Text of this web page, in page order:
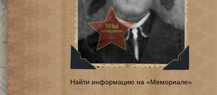
Найти информацию на «Мемориале»